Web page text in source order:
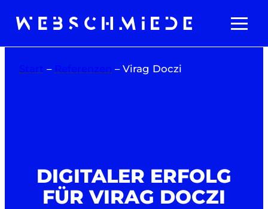
Inhalt
– – Virag Doczi
DIGITALER ERFOLG
FÜR VIRAG DOCZI